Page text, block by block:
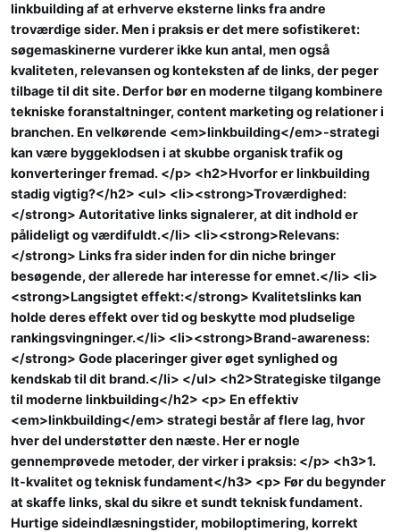
linkbuilding af at erhverve eksterne links fra andre
troværdige sider. Men i praksis er det mere sofistikeret:
søgemaskinerne vurderer ikke kun antal, men også
kvaliteten, relevansen og konteksten af de links, der peger
tilbage til dit site. Derfor bør en moderne tilgang kombinere
tekniske foranstaltninger, content marketing og relationer i
branchen. En velkørende <em>linkbuilding</em>-strategi
kan være byggeklodsen i at skubbe organisk trafik og
konverteringer fremad. </p> <h2>Hvorfor er linkbuilding
stadig vigtig?</h2> <ul> <li><strong>Troværdighed:
</strong> Autoritative links signalerer, at dit indhold er
pålideligt og værdifuldt.</li> <li><strong>Relevans:
</strong> Links fra sider inden for din niche bringer
besøgende, der allerede har interesse for emnet.</li> <li>
<strong>Langsigtet effekt:</strong> Kvalitetslinks kan
holde deres effekt over tid og beskytte mod pludselige
rankingsvingninger.</li> <li><strong>Brand-awareness:
</strong> Gode placeringer giver øget synlighed og
kendskab til dit brand.</li> </ul> <h2>Strategiske tilgange
til moderne linkbuilding</h2> <p> En effektiv
<em>linkbuilding</em> strategi består af flere lag, hvor
hver del understøtter den næste. Her er nogle
gennemprøvede metoder, der virker i praksis: </p> <h3>1.
It-kvalitet og teknisk fundament</h3> <p> Før du begynder
at skaffe links, skal du sikre et sundt teknisk fundament.
Hurtige sideindlæsningstider, mobiloptimering, korrekt